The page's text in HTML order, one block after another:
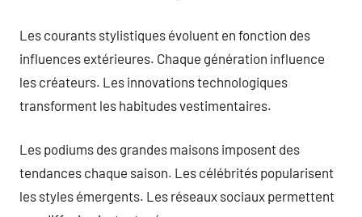
Les courants stylistiques évoluent en fonction des
influences extérieures. Chaque génération influence
les créateurs. Les innovations technologiques
transforment les habitudes vestimentaires.
Les podiums des grandes maisons imposent des
tendances chaque saison. Les célébrités popularisent
les styles émergents. Les réseaux sociaux permettent